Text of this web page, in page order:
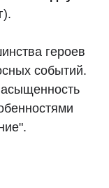
героев
событий.